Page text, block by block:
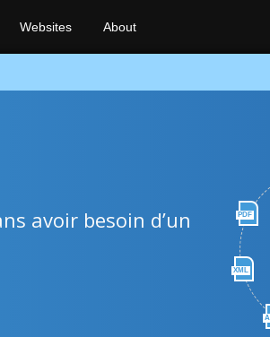
Websites About
PDF
XML
avoir besoin d’un